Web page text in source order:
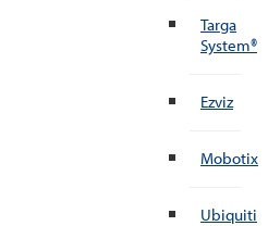
Targa
System®
Ezviz
Mobotix
Ubiquiti